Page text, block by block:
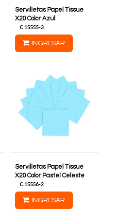
Servilletas Papel Tissue
X20 Color Azul
C 15555-3
INGRESAR
Servilletas Papel Tissue
X20 Color Pastel Celeste
C 15556-2
INGRESAR